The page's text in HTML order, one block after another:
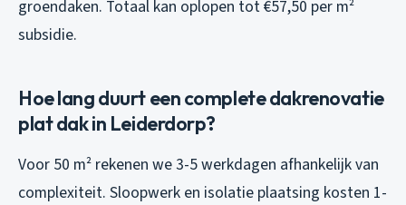
groendaken. Totaal kan oplopen tot €57,50 per m²
subsidie.
Hoe lang duurt een complete dakrenovatie
plat dak in Leiderdorp?
Voor 50 m² rekenen we 3-5 werkdagen afhankelijk van
complexiteit. Sloopwerk en isolatie plaatsing kosten 1-